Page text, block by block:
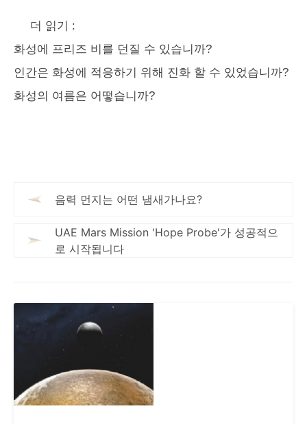
더 읽기 :
화성에 프리즈 비를 던질 수 있습니까?
인간은 화성에 적응하기 위해 진화 할 수 있었습니까?
화성의 여름은 어떻습니까?
음력 먼지는 어떤 냄새가나요?
UAE Mars Mission 'Hope Probe'가 성공적으
로 시작됩니다